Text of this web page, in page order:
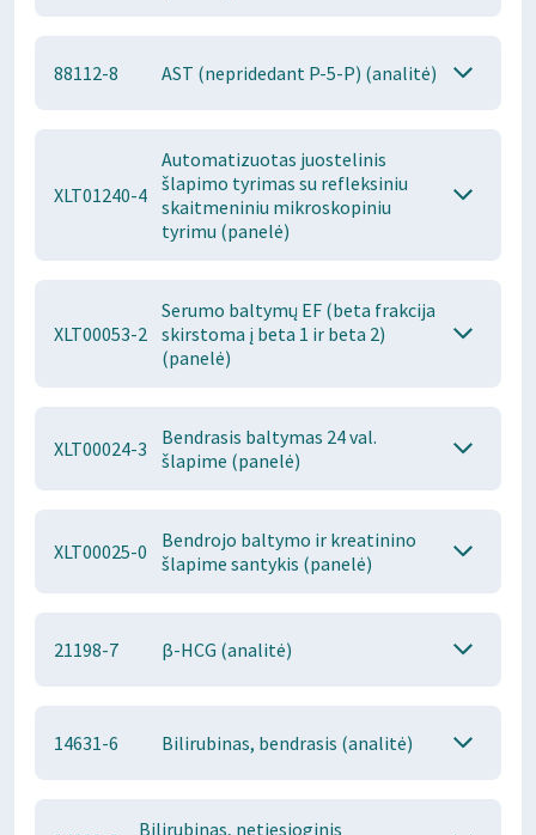
88112-8 AST (nepridedant P-5-P) (analitė)
XLT01240-4
Automatizuotas juostelinis
šlapimo tyrimas su refleksiniu
skaitmeniniu mikroskopiniu
tyrimu (panelė)
XLT00053-2
Serumo baltymų EF (beta frakcija
skirstoma į beta 1 ir beta 2)
(panelė)
XLT00024-3
Bendrasis baltymas 24 val.
šlapime (panelė)
XLT00025-0
Bendrojo baltymo ir kreatinino
šlapime santykis (panelė)
21198-7 β-HCG (analitė)
14631-6 Bilirubinas, bendrasis (analitė)
Bilirubinas, netiesioginis